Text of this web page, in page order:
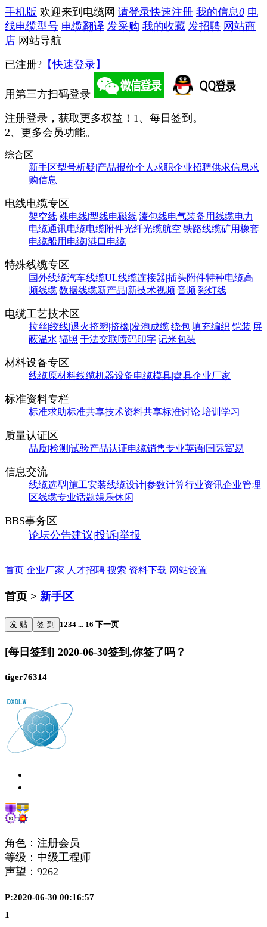
手机版 欢迎来到电缆网 请登录快速注册 我的信息0 电
线电缆型号 电缆翻译 发采购 我的收藏 发招聘 网站商
店 网站导航
已注册? 【快速登录】
用第三方扫码登录
注册登录，获取更多权益！ 1、每日签到。
2、更多会员功能。
综合区
新手区型号析疑|产品报价个人求职企业招聘供求信息求
购信息
电线电缆专区
架空线|裸电线|型线电磁线|漆包线电气装备用线缆电力
电缆通讯电缆电缆附件光纤光缆航空|铁路线缆矿用橡套
电缆船用电缆|港口电缆
特殊线缆专区
国外线缆汽车线缆UL线缆连接器|插头附件特种电缆高
频线缆|数据线缆新产品|新技术视频|音频|彩灯线
电缆工艺技术区
拉丝|绞线|退火挤塑|挤橡|发泡成缆|绕包|填充编织|铠装|屏
蔽温水|辐照|干法交联喷码印字|记米包装
材料设备专区
线缆原材料线缆机器设备电缆模具|盘具企业厂家
标准资料专栏
标准求助标准共享技术资料共享标准讨论|培训学习
质量认证区
品质|检测|试验产品认证电缆销售专业英语|国际贸易
信息交流
线缆选型|施工安装线缆设计|参数计算行业资讯企业管理
区线缆专业话题娱乐休闲
BBS事务区
论坛公告建议|投诉|举报
首页 企业厂家 人才招聘 搜索 资料下载 网站设置
首页 > 新手区
发 贴 签 到 1234 ... 16 下一页
[每日签到] 2020-06-30签到,你签了吗？
tiger76314
角色：注册会员
等级：中级工程师
声望： 9262
P:2020-06-30 00:16:57
1